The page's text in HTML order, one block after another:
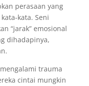
perasaan yang
kata. Seni
“jarak” emosional
dihadapinya,
trauma
cintai mungkin